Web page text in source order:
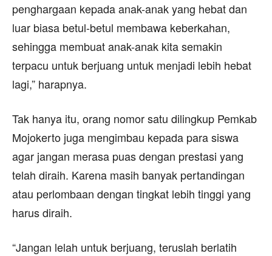
penghargaan kepada anak-anak yang hebat dan
luar biasa betul-betul membawa keberkahan,
sehingga membuat anak-anak kita semakin
terpacu untuk berjuang untuk menjadi lebih hebat
lagi,” harapnya.
Tak hanya itu, orang nomor satu dilingkup Pemkab
Mojokerto juga mengimbau kepada para siswa
agar jangan merasa puas dengan prestasi yang
telah diraih. Karena masih banyak pertandingan
atau perlombaan dengan tingkat lebih tinggi yang
harus diraih.
“Jangan lelah untuk berjuang, teruslah berlatih